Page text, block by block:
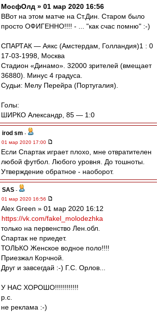
МосфОлд » 01 мар 2020 16:56
ВВот на этом матче на Ст.Дин. Старом было
просто ОФИГЕННО!!!! - ... "как счас помню" :-)
СПАРТАК — Аякс (Амстердам, Голландия)1 : 0
17-03-1998, Москва
Стадион «Динамо». 32000 зрителей (вмещает
36880). Минус 4 градуса.
Судьи: Мелу Перейра (Португалия).
Голы:
ШИРКО Александр, 85 — 1:0
irod sm -
01 мар 2020 17:00
Если Спартак играет плохо, мне отвратителен
любой футбол. Любого уровня. До тошноты.
Утверждение обратное - наоборот.
SAS -
01 мар 2020 16:56
Alex Green » 01 мар 2020 16:12
https://vk.com/fakel_molodezhka
только на первенство Лен.обл.
Спартак не приедет.
ТОЛЬКО Женское водное поло!!!!
Приезжал Корчной.
Друг и завсегдай :-) Г.С. Орлов...
У НАС ХОРОШО!!!!!!!!!!!!
р.с.
не реклама :-)